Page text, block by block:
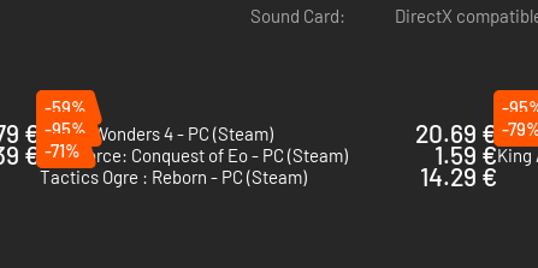
e necromancia obscurecem o país. Mas talvez um
King's Bounty, uma das representações mais icônicas dos
inovador mundo aberto de Antara. Com os reinos em desordem,
do Rei e criaturas corrompidas perseguindo os descuidados,
Sound Card:
DirectX
€
-59%
Age of Wonders 4 - PC (Steam)
20.69 €
-
The
€
-95%
SpellForce: Conquest of Eo - PC (Steam)
1.59 €
-
King
-71%
Tactics Ogre : Reborn - PC (Steam)
14.29 €